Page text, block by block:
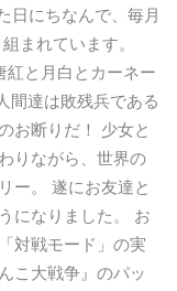
日にちなんで、毎月
まれています。
紅と月白とカーネー
間達は敗残兵である
お断りだ！ 少女と
りながら、世界の
ー。 遂にお友達と
になりました。 お
対戦モード」の実
こ大戦争』のパッ